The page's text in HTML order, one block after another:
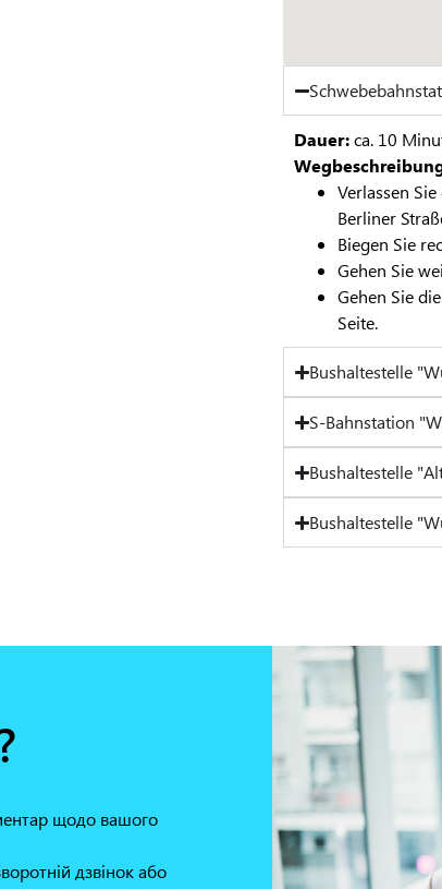
Dauer:ca. 10
Verlassen
Berliner
Biegen Sie
Gehen Sie
Gehen Sie
Seite.
Bushaltestelle
S-Bahnstation
Bushaltestelle
Bushaltestelle
щодо вашого
дзвінок або